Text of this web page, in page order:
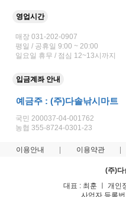
영업시간
매장 031-202-0907
평일 / 공휴일 9:00 ~ 20:00
일요일 휴무 / 점심 12~13시까지
입금계좌 안내
예금주 : (주)다솔낚시마트
국민 200037-04-001762
농협 355-8724-0301-23
이용안내 이용약관
(주)다
대표 : 최훈 ㅣ 개인
사업자 등록